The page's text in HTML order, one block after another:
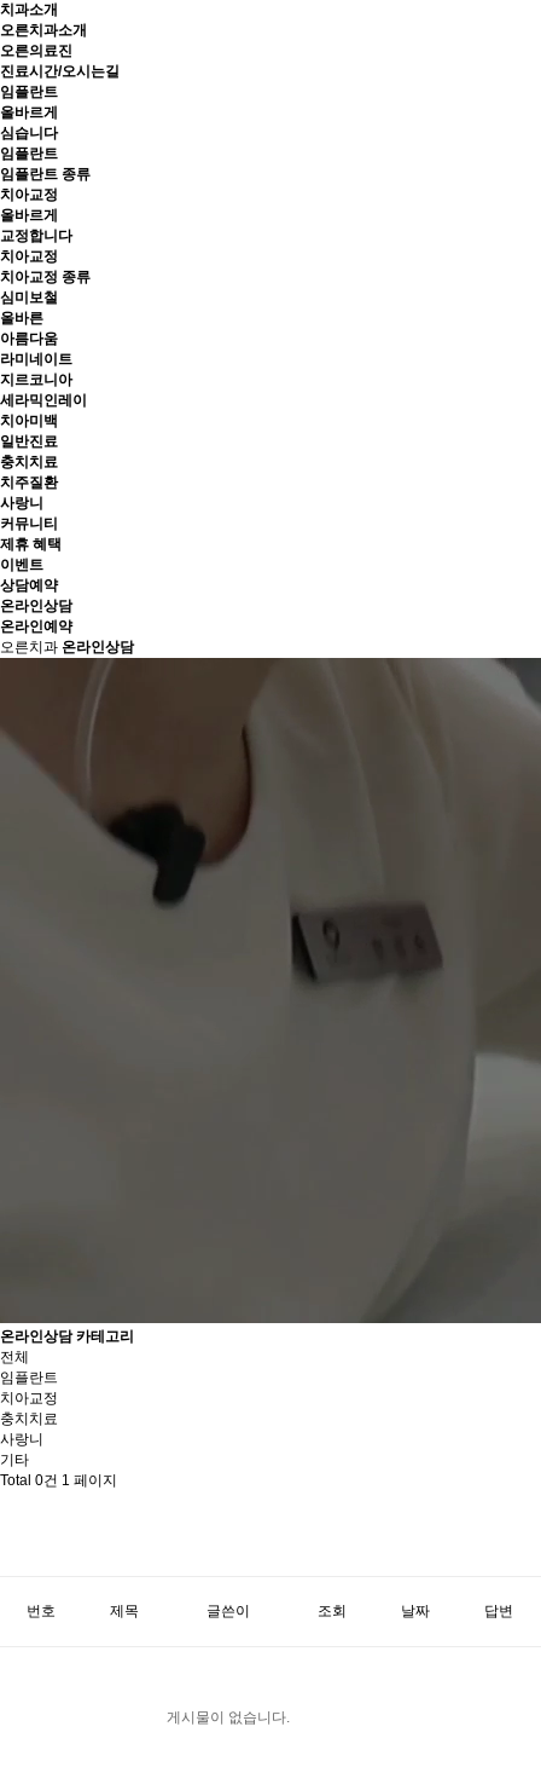
치과소개
오른치과소개
오른의료진
진료시간/오시는길
임플란트
올바르게
심습니다
임플란트
임플란트 종류
치아교정
올바르게
교정합니다
치아교정
치아교정 종류
심미보철
올바른
아름다움
라미네이트
지르코니아
세라믹인레이
치아미백
일반진료
충치치료
치주질환
사랑니
커뮤니티
제휴 혜택
이벤트
상담예약
온라인상담
온라인예약
오른치과 온라인상담
온라인상담 카테고리
전체
임플란트
치아교정
충치치료
사랑니
기타
Total 0건 1 페이지
번호 제목 글쓴이 조회 날짜 답변
게시물이 없습니다.